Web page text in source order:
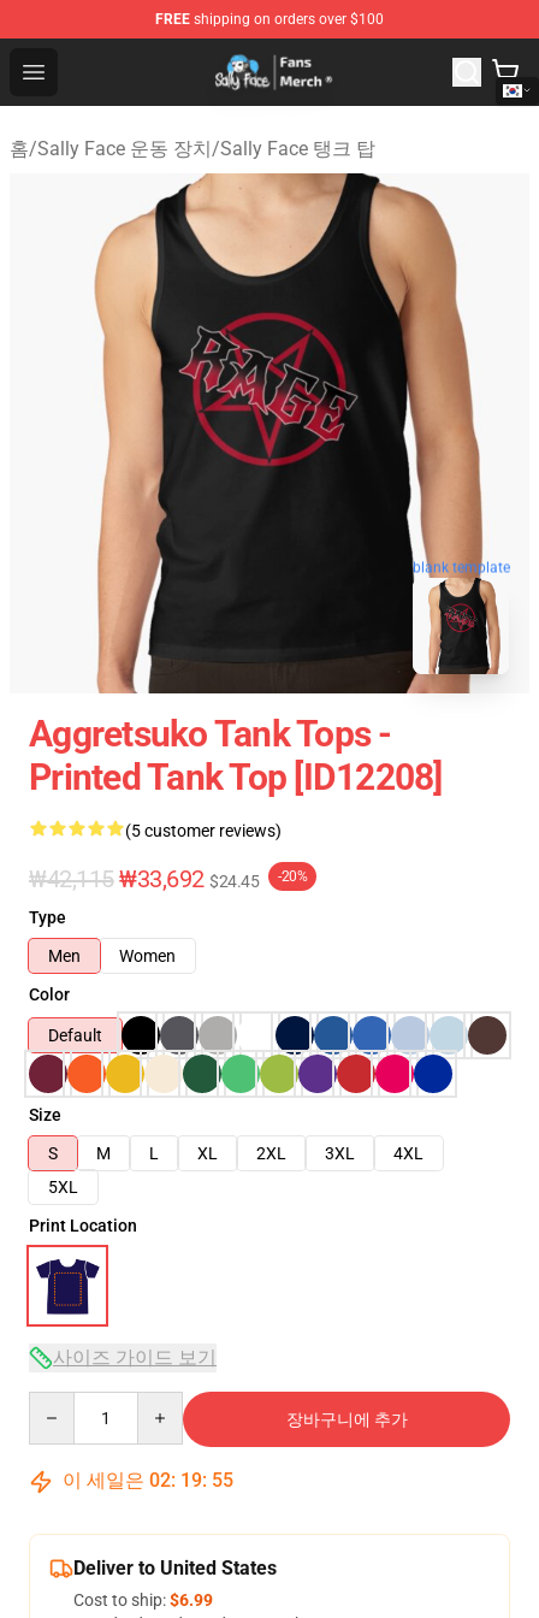
FREE shipping on orders over $100
Open menu
Sally Face Store - Official Sally Face Merchandise Shop
홈/Sally Face 운동 장치/Sally Face 탱크 탑
blank template
Aggretsuko Tank Tops -
Printed Tank Top [ID12208]
(5 customer reviews)
₩42,115₩33,692 $24.45 -20%
Type
Men
Women
Color
Default
Size
S
M L XL 2XL 3XL
4XL
5XL
Print Location
사이즈 가이드 보기
장바구니에 추가
이 세일은 02: 19: 54
Deliver to United States
Cost to ship:$6.99